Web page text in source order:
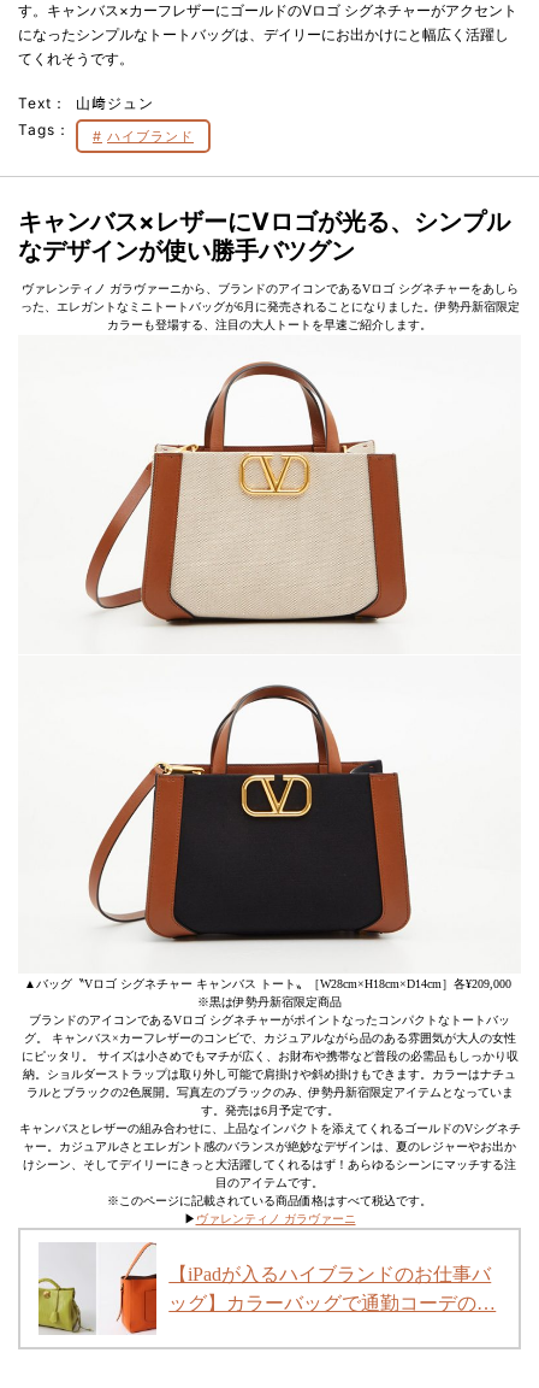
す。キャンバス×カーフレザーにゴールドのVロゴ シグネチャーがアクセント
になったシンプルなトートバッグは、デイリーにお出かけにと幅広く活躍し
てくれそうです。
Text：
山﨑ジュン
Tags：
ハイブランド
キャンバス×レザーにVロゴが光る、シンプル
なデザインが使い勝手バツグン
ヴァレンティノ ガラヴァーニから、ブランドのアイコンであるVロゴ シグネチャーをあしら
った、エレガントなミニトートバッグが6月に発売されることになりました。伊勢丹新宿限定
カラーも登場する、注目の大人トートを早速ご紹介します。
▲バッグ〝Vロゴ シグネチャー キャンバス トート〟［W28cm×H18cm×D14cm］各¥209,000
※黒は伊勢丹新宿限定商品
ブランドのアイコンであるVロゴ シグネチャーがポイントなったコンパクトなトートバッ
グ。 キャンバス×カーフレザーのコンビで、カジュアルながら品のある雰囲気が大人の女性
にピッタリ。 サイズは小さめでもマチが広く、お財布や携帯など普段の必需品もしっかり収
納。ショルダーストラップは取り外し可能で肩掛けや斜め掛けもできます。カラーはナチュ
ラルとブラックの2色展開。写真左のブラックのみ、伊勢丹新宿限定アイテムとなっていま
す。発売は6月予定です。
キャンバスとレザーの組み合わせに、上品なインパクトを添えてくれるゴールドのVシグネチ
ャー。カジュアルさとエレガント感のバランスが絶妙なデザインは、夏のレジャーやお出か
けシーン、そしてデイリーにきっと大活躍してくれるはず！あらゆるシーンにマッチする注
目のアイテムです。
※このページに記載されている商品価格はすべて税込です。
▶︎ ヴァレンティノ ガラヴァーニ
【iPadが入るハイブランドのお仕事バ
ッグ】カラーバッグで通勤コーデの…